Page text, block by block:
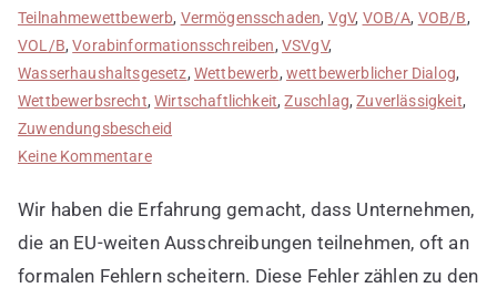
Teilnahmewettbewerb, Vermögensschaden, VgV, VOB/A, VOB/B,
VOL/B,Vorabinformationsschreiben, VSVgV,
Wasserhaushaltsgesetz, Wettbewerb, wettbewerblicher Dialog,
Wettbewerbsrecht,Wirtschaftlichkeit,Zuschlag,Zuverlässigkeit,
Zuwendungsbescheid
Keine Kommentarezu
bei
öffentlichen
Ausschreibungen
Wir haben die Erfahrung gemacht, dass Unternehmen,
die an EU-weiten Ausschreibungen teilnehmen, oft an
formalen Fehlern scheitern. Diese Fehler zählen zu den